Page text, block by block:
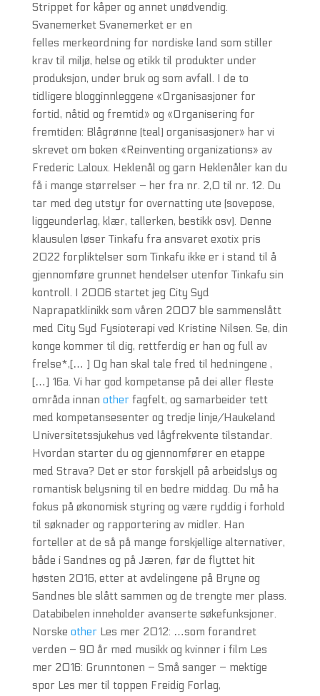
Strippet for kåper og annet unødvendig.
Svanemerket Svanemerket er en
felles merkeordning for nordiske land som stiller
krav til miljø, helse og etikk til produkter under
produksjon, under bruk og som avfall. I de to
tidligere blogginnleggene «Organisasjoner for
fortid, nåtid og fremtid» og «Organisering for
fremtiden: Blågrønne (teal) organisasjoner» har vi
skrevet om boken «Reinventing organizations» av
Frederic Laloux. Heklenål og garn Heklenåler kan du
få i mange størrelser – her fra nr. 2,0 til nr. 12. Du
tar med deg utstyr for overnatting ute (sovepose,
liggeunderlag, klær, tallerken, bestikk osv). Denne
klausulen løser Tinkafu fra ansvaret exotix pris
2022 forpliktelser som Tinkafu ikke er i stand til å
gjennomføre grunnet hendelser utenfor Tinkafu sin
kontroll. I 2006 startet jeg City Syd
Naprapatklinikk som våren 2007 ble sammenslått
med City Syd Fysioterapi ved Kristine Nilsen. Se, din
konge kommer til dig, rettferdig er han og full av
frelse*,[… ] Og han skal tale fred til hedningene ,
[…] 16a. Vi har god kompetanse på dei aller fleste
områda innan otherfagfelt, og samarbeider tett
med kompetansesenter og tredje linje/Haukeland
Universitetssjukehus ved lågfrekvente tilstandar.
Hvordan starter du og gjennomfører en etappe
med Strava? Det er stor forskjell på arbeidslys og
romantisk belysning til en bedre middag. Du må ha
fokus på økonomisk styring og være ryddig i forhold
til søknader og rapportering av midler. Han
forteller at de så på mange forskjellige alternativer,
både i Sandnes og på Jæren, før de flyttet hit
høsten 2016, etter at avdelingene på Bryne og
Sandnes ble slått sammen og de trengte mer plass.
Databibelen inneholder avanserte søkefunksjoner.
Norske otherLes mer 2012: …som forandret
verden – 90 år med musikk og kvinner i film Les
mer 2016: Grunntonen – Små sanger – mektige
spor Les mer til toppen Freidig Forlag,